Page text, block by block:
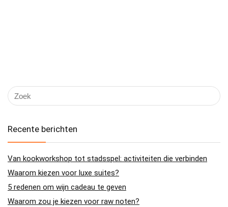
Recente berichten
Van kookworkshop tot stadsspel: activiteiten die verbinden
Waarom kiezen voor luxe suites?
5 redenen om wijn cadeau te geven
Waarom zou je kiezen voor raw noten?